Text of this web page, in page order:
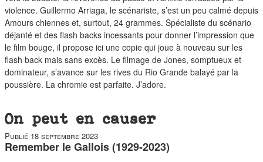
violence. Guillermo Arriaga, le scénariste, s’est un peu calmé depuis
Amours chiennes et, surtout, 24 grammes. Spécialiste du scénario
déjanté et des flash backs incessants pour donner l’impression que
le film bouge, il propose ici une copie qui joue à nouveau sur les
flash back mais sans excès. Le filmage de Jones, somptueux et
dominateur, s’avance sur les rives du Rio Grande balayé par la
poussière. La chromie est parfaite. J’adore.
On peut en causer
Publié 18 septembre 2023
Remember le Gallois (1929-2023)